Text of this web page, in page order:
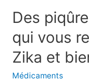
la
peur
des
terreurs
nocturnes
Des
qui vous
Zika et
Médicaments